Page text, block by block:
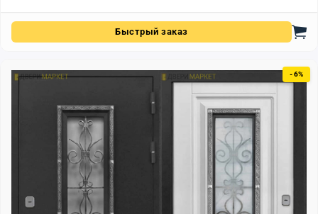
Быстрый заказ
- 6%